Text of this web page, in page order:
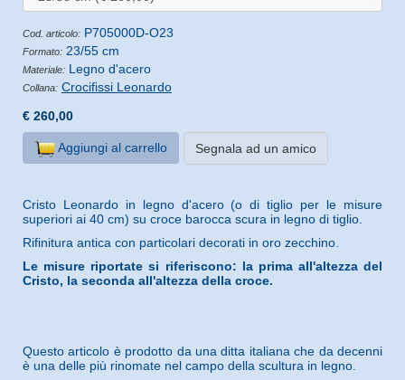
Cod. articolo: P705000D-O23
Formato: 23/55 cm
Materiale: Legno d'acero
Collana: Crocifissi Leonardo
€ 260,00
Aggiungi al carrello Segnala ad un amico
Cristo Leonardo in legno d'acero (o di tiglio per le misure
superiori ai 40 cm) su croce barocca scura in legno di tiglio.
Rifinitura antica con particolari decorati in oro zecchino.
Le misure riportate si riferiscono: la prima all'altezza del
Cristo, la seconda all'altezza della croce.
Questo articolo è prodotto da una ditta italiana che da decenni
è una delle più rinomate nel campo della scultura in legno.